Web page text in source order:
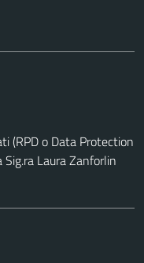
(RPD o Data Protection
Laura Zanforlin